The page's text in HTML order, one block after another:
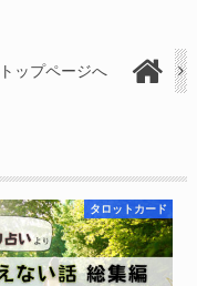
トップページへ
タロットカード